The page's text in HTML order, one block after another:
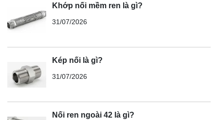
Khớp nối mềm ren là gì?
31/07/2026
Kép nối là gì?
31/07/2026
Nối ren ngoài 42 là gì?